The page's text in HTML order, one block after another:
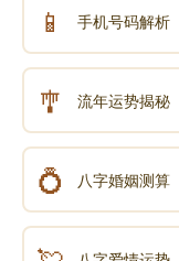
📱 手机号码解析
🎐 流年运势揭秘
💍 八字婚姻测算